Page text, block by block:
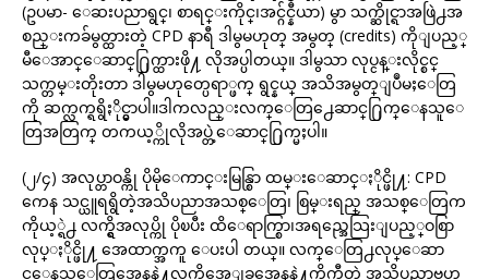
(ဥပမာ- ေဆးပညာရွင္၊ စာရင္းကိုင္၊အင္ဂ်င္နီယာ) မွာ သက္ဆိုင္ရာအဖြဲ႕အ
စည္းကခ်မွတ္ထားတဲ့ CPD နာရီ ဒါမွမဟုတ္ အမွတ္ (credits) ကိုျပည့္
မီေအာင္ေဆာင္႐ြက္ထားဖို႔ လိုအပ္ပါတယ္။ ဒါမွသာ လုပ္ငန္းလိုင္စင္
သက္တမ္းတိုးတာ ဒါမွမဟုတ္ပေရာ္ဖက္ ရွင္နယ္ အသိအမွတ္ျပဳမႈေတြ
ကို ဆက္လက္ရရွိႏိုင္မွာပါ။ဒါကလည္းလက္ေတြ႕ေဆာင္႐ြက္ေနသူေ
တြအတြက္ တကယ့္ကိုလိုအပ္တဲ့ေဆာင္႐ြက္မႈပါ။
(၂/၄) အလုပ္တာဝန္ကို ပိုမိုေကာင္းမြန္စြာ ထမ္းေဆာင္ႏိုင္ဖို႔: CPD
ကေန သင္ယူရရွိတဲ့အသိပညာအသစ္ေတြ၊ စြမ္းရည္ အသစ္ေတြက
ကိုယ့္ရဲ႕ လက္ရွိအလုပ္ကို ပိုၿပီး ထိေရာက္စြာ၊အရည္အေသြးျပည့္ဝစြာ
လုပ္ႏိုင္ဖို႔ အေထာက္အကူ ေပးပါ တယ္။ လက္ေတြ႕လုပ္ေဆာ
င္ေနသူေတြအေနနဲ႔လက္ရွိအေျခအေနနဲ႔ကိုက္ညီတဲ့ အသိပညာဗဟု